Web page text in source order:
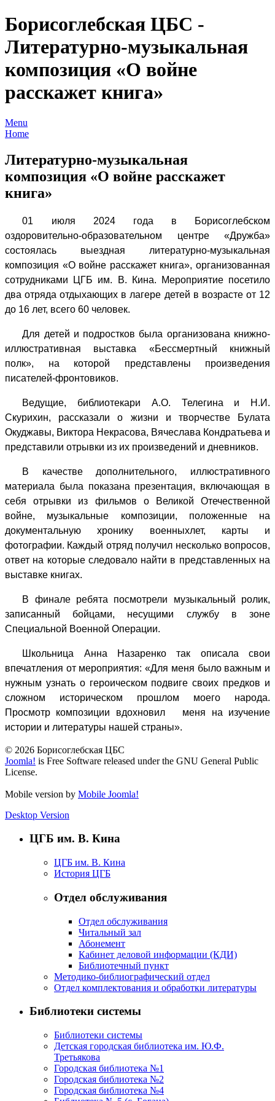
Борисоглебская ЦБС -
Литературно-музыкальная
композиция «О войне
расскажет книга»
Menu
Home
Литературно-музыкальная
композиция «О войне расскажет
книга»
01 июля 2024 года в Борисоглебском
оздоровительно-образовательном центре «Дружба»
состоялась выездная литературно-музыкальная
композиция «О войне расскажет книга», организованная
сотрудниками ЦГБ им. В. Кина. Мероприятие посетило
два отряда отдыхающих в лагере детей в возрасте от 12
до 16 лет, всего 60 человек.
Для детей и подростков была организована книжно-
иллюстративная выставка «Бессмертный книжный
полк», на которой представлены произведения
писателей-фронтовиков.
Ведущие, библиотекари А.О. Телегина и Н.И.
Скурихин, рассказали о жизни и творчестве Булата
Окуджавы, Виктора Некрасова, Вячеслава Кондратьева и
представили отрывки из их произведений и дневников.
В качестве дополнительного, иллюстративного
материала была показана презентация, включающая в
себя отрывки из фильмов о Великой Отечественной
войне, музыкальные композиции, положенные на
документальную хронику военныхлет, карты и
фотографии. Каждый отряд получил несколько вопросов,
ответ на которые следовало найти в представленных на
выставке книгах.
В финале ребята посмотрели музыкальный ролик,
записанный бойцами, несущими службу в зоне
Специальной Военной Операции.
Школьница Анна Назаренко так описала свои
впечатления от мероприятия: «Для меня было важным и
нужным узнать о героическом подвиге своих предков и
сложном историческом прошлом моего народа.
Просмотр композиции вдохновил меня на изучение
истории и литературы нашей страны».
© 2026 Борисоглебская ЦБС
Joomla! is Free Software released under the GNU General Public
License.
Mobile version by Mobile Joomla!
Desktop Version
ЦГБ им. В. Кина
ЦГБ им. В. Кина
История ЦГБ
Отдел обслуживания
Отдел обслуживания
Читальный зал
Абонемент
Кабинет деловой информации (КДИ)
Библиотечный пункт
Методико-библиографический отдел
Отдел комплектования и обработки литературы
Библиотеки системы
Библиотеки системы
Детская городская библиотека им. Ю.Ф.
Третьякова
Городская библиотека №1
Городская библиотека №2
Городская библиотека №4